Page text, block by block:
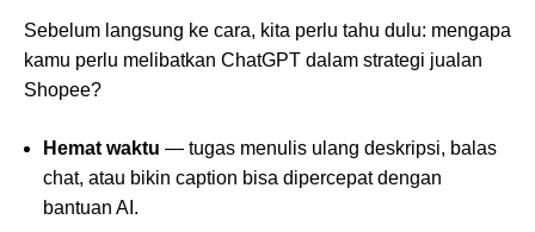
Sebelum langsung ke cara, kita perlu tahu dulu: mengapa
kamu perlu melibatkan ChatGPT dalam strategi jualan
Shopee?
Hemat waktu — tugas menulis ulang deskripsi, balas
chat, atau bikin caption bisa dipercepat dengan
bantuan AI.